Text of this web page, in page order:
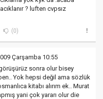
? luften cvpsız
(0)
Çarşamba 10:55
sonra olur bisey
Yok hepsi değil ama sözlük
kitabı alırım ek.. Murat
yani çok yararı olur die